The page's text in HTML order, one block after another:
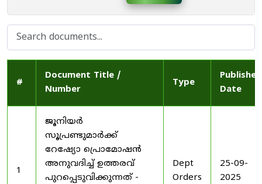
#
Document Title /
Number
Type
Published
Date
1
ജൂനിയർ
സൂപ്രണ്ടുമാർക്ക്
റേഷ്യോ പ്രൊമോഷൻ
അനുവദിച്ച് ഉത്തരവ്
പുറപ്പെടുവിക്കുന്നത് -
Dept
Orders
25-09-
2025